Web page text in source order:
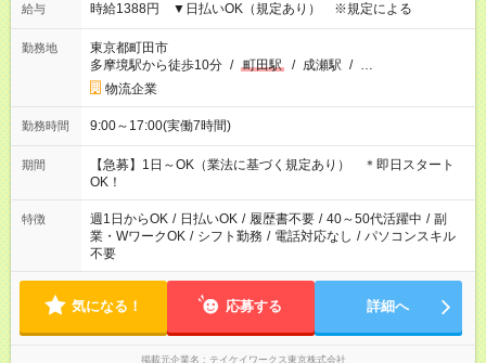
給与 時給1388円 ▼日払いOK（規定あり） ※規定による
勤務地
東京都町田市
多摩境駅から徒歩10分 / 町田駅 / 成瀬駅 / …
物流企業
勤務時間 9:00～17:00(実働7時間)
期間
【急募】1日～OK（業法に基づく規定あり） ＊即日スタート
OK！
特徴 週1日からOK / 日払いOK / 履歴書不要 / 40～50代活躍中 / 副
業・WワークOK / シフト勤務 / 電話対応なし / パソコンスキル
不要
気になる！ 応募する 詳細へ
掲載元企業名 テイケイワークス東京株式会社